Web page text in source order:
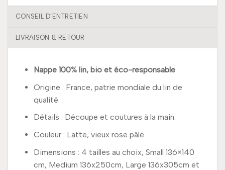
CONSEIL D’ENTRETIEN
LIVRAISON & RETOUR
Nappe 100% lin, bio et éco-responsable
Origine : France, patrie mondiale du lin de
qualité.
Détails : Découpe et coutures à la main.
Couleur : Latte, vieux rose pâle.
Dimensions : 4 tailles au choix, Small 136×140
cm, Medium 136x250cm, Large 136x305cm et